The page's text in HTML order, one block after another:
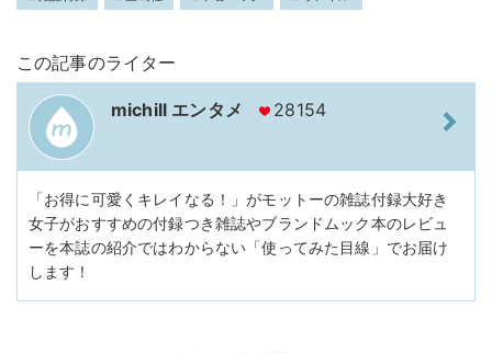
この記事のライター
michill エンタメ 28154
「お得に可愛くキレイなる！」がモットーの雑誌付録大好き
女子がおすすめの付録つき雑誌やブランドムック本のレビュ
ーを本誌の紹介ではわからない「使ってみた目線」でお届け
します！